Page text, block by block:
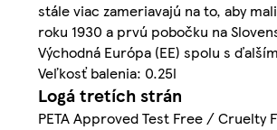
stále viac zameriavajú na to, aby
roku 1930 a prvú pobočku na
Východná Európa (EE) spolu s
Veľkosť balenia: 0.25l
Logá tretích strán
PETA Approved Test Free / Cruelty